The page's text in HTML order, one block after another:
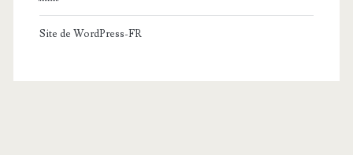
Site de WordPress-FR